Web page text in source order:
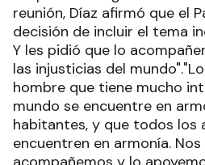
reunión, Díaz afirmó que el
decisión de incluir el tema
Y les pidió que lo
las injusticias del
hombre que tiene mucho
mundo se encuentre en
habitantes, y que todos los
encuentren en armonía.